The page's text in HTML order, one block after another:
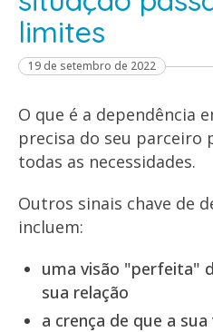
limites
19 de setembro de 2022
O que é a dependência
precisa do seu parceiro
todas as necessidades.
Outros sinais chave de
incluem:
uma visão "perfeita"
sua relação
a crença de que a